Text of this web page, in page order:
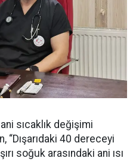
sıcaklık değişimi
“Dışarıdaki 40 dereceyi
soğuk arasındaki ani ısı